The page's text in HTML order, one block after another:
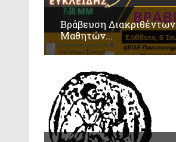
Βράβευση Διακριθέντων
Μαθητών...